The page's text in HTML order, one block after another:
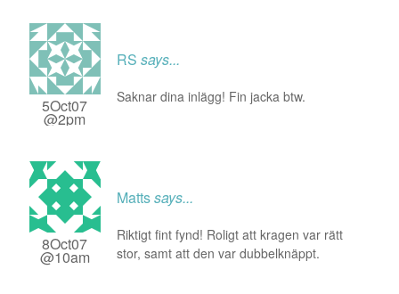
5Oct07
@2pm
RS says...
Saknar dina inlägg! Fin jacka btw.
8Oct07
@10am
Mattssays...
Riktigt fint fynd! Roligt att kragen var rätt
stor, samt att den var dubbelknäppt.